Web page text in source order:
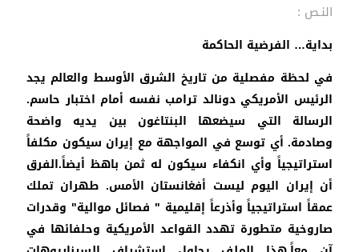
النـص :
بداية… الفرضية الحاكمة
في لحظة مفصلية من تاريخ الشرق الأوسط والعالم يجد
الرئيس الأمريكي دونالد ترامب نفسه أمام اختبار حاسم.
الرسالة التي سيضعها البنتاغون بين يديه واضحة
وصادمة. أي توسع في المواجهة مع إيران سيكون مكلفاً
استراتيجياً وأي انكفاء سيكون له ثمن باهظ أيضاً.الفرق
أن إيران اليوم ليست أفغانستان الأمس. طهران تملك
عمقاً استراتيجياً وأذرعاً إقليمية " فصائل موالية" وقدرات
صاروخية متطورة تهدد القواعد الأمريكية وحلفائها في